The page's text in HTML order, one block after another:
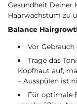
Gesundheit Deiner
Haarwachstum zu
Balance
Vor
Trage das
Kopfhaut auf,
– Ausspülen ist
Für optimale